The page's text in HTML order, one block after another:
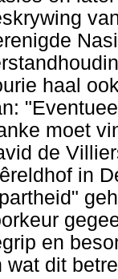
haal
moet
de
in
en
wat dit